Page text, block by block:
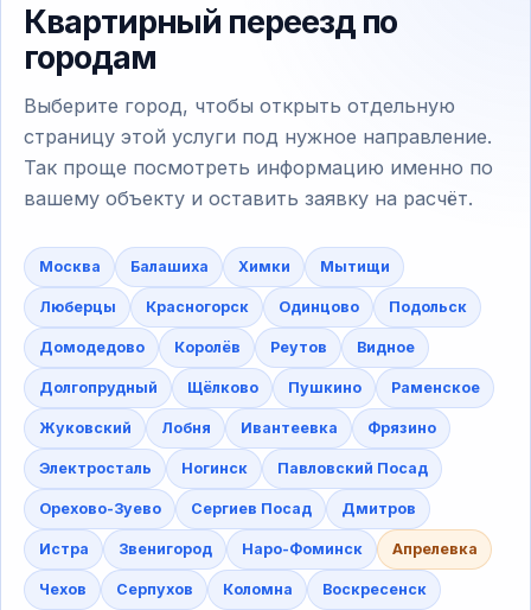
Квартирный переезд по
городам
Выберите город, чтобы открыть отдельную
страницу этой услуги под нужное направление.
Так проще посмотреть информацию именно по
вашему объекту и оставить заявку на расчёт.
Москва Балашиха Химки Мытищи
Люберцы Красногорск Одинцово Подольск
Домодедово Королёв Реутов Видное
Долгопрудный Щёлково Пушкино Раменское
Жуковский Лобня Ивантеевка Фрязино
Электросталь Ногинск Павловский Посад
Орехово-Зуево Сергиев Посад Дмитров
Истра Звенигород Наро-Фоминск Апрелевка
Чехов Серпухов Коломна Воскресенск